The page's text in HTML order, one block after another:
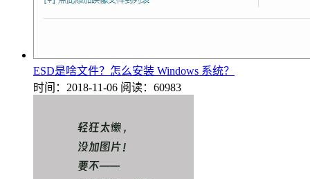
ESD是啥文件？怎么安装 Windows 系统？
时间：2018-11-06 阅读：60983